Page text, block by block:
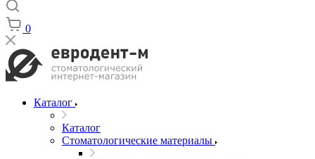
0
Каталог
Каталог
Стоматологические материалы